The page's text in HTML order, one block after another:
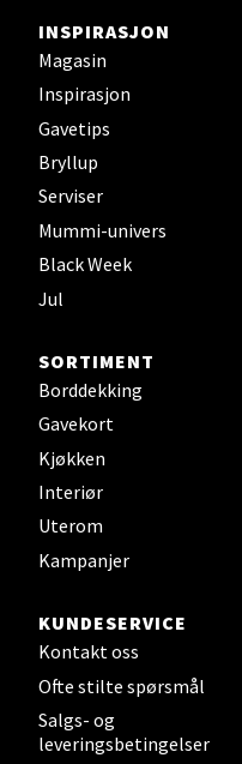
INSPIRASJON
Magasin
Inspirasjon
Gavetips
Bryllup
Serviser
Mummi-univers
Black Week
Jul
SORTIMENT
Borddekking
Gavekort
Kjøkken
Interiør
Uterom
Kampanjer
KUNDESERVICE
Kontakt oss
Ofte stilte spørsmål
Salgs- og
leveringsbetingelser